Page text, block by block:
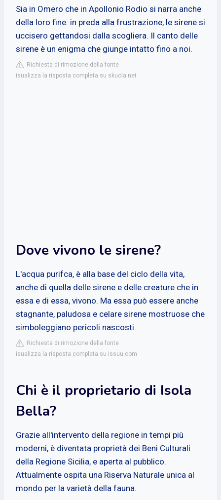
Sia in Omero che in Apollonio Rodio si narra anche
della loro fine: in preda alla frustrazione, le sirene si
uccisero gettandosi dalla scogliera. Il canto delle
sirene è un enigma che giunge intatto fino a noi.
Richiesta di rimozione della fonte
isualizza la risposta completa su skuola.net
Dove vivono le sirene?
L'acqua purifca, è alla base del ciclo della vita,
anche di quella delle sirene e delle creature che in
essa e di essa, vivono. Ma essa può essere anche
stagnante, paludosa e celare sirene mostruose che
simboleggiano pericoli nascosti.
Richiesta di rimozione della fonte
isualizza la risposta completa su issuu.com
Chi è il proprietario di Isola
Bella?
Grazie all'intervento della regione in tempi più
moderni, è diventata proprietà dei Beni Culturali
della Regione Sicilia, e aperta al pubblico.
Attualmente ospita una Riserva Naturale unica al
mondo per la varietà della fauna.